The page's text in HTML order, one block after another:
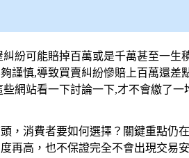
紛可能賠掉百萬或是千萬甚至一生
謹慎,導致買賣糾紛慘賠上百萬還差
網站看一下討論一下,才不會繳了一
，消費者要如何選擇？關鍵重點仍
再高，也不保證完全不會出現交易安